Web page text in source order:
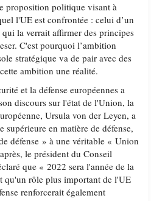
proposition politique visant à
l'UE est confrontée : celui d’un
la verrait affirmer des principes
C'est pourquoi l’ambition
stratégique va de pair avec des
ambition une réalité.
et la défense européennes a
discours sur l'état de l'Union, la
Ursula von der Leyen, a
supérieure en matière de défense,
défense » à une véritable « Union
le président du Conseil
que « 2022 sera l'année de la
qu'un rôle plus important de l'UE
renforcerait également